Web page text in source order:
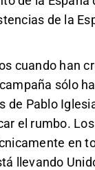
de la
cuando han
sólo
de Pablo
el rumbo.
en
llevando